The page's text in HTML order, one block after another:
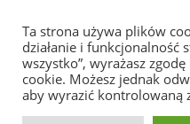
Ta strona używa plików
działanie i funkcjonalność
wszystko”, wyrażasz
cookie. Możesz jednak
aby wyrazić kontrolowaną